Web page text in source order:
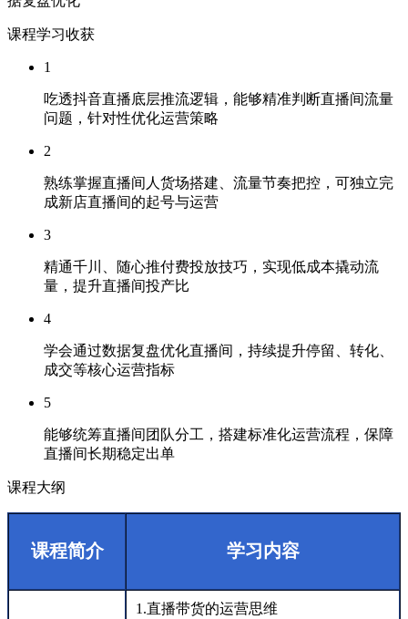
课程学习收获
1
吃透抖音直播底层推流逻辑，能够精准判断直播间流量
问题，针对性优化运营策略
2
熟练掌握直播间人货场搭建、流量节奏把控，可独立完
成新店直播间的起号与运营
3
精通千川、随心推付费投放技巧，实现低成本撬动流
量，提升直播间投产比
4
学会通过数据复盘优化直播间，持续提升停留、转化、
成交等核心运营指标
5
能够统筹直播间团队分工，搭建标准化运营流程，保障
直播间长期稳定出单
课程大纲
课程简介 学习内容
1.直播带货的运营思维